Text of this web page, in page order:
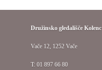
Družinsko gledališče Kolenc
Vače 12, 1252 Vače
T: 01 897 66 80